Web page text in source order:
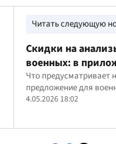
Читать следующую
Скидки на
военных: в
"Армия+"
выгодную услугу
лаборатории
Что предусматривает
предложение для
4.05.2026 18:02